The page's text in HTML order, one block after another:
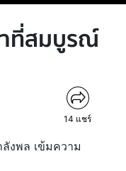
ที่สมบูรณ์
14 แชร์
งพล เข้มความ